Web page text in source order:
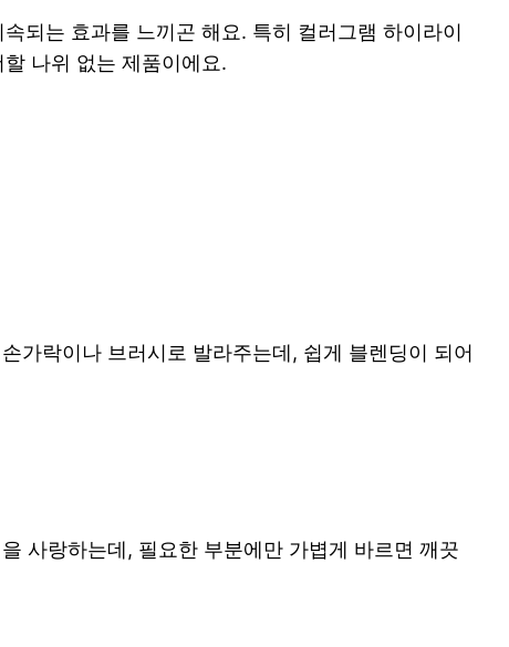
되는 효과를 느끼곤 해요. 특히 컬러그램 하이라이
나위 없는 제품이에요.
가락이나 브러시로 발라주는데, 쉽게 블렌딩이 되어
사랑하는데, 필요한 부분에만 가볍게 바르면 깨끗